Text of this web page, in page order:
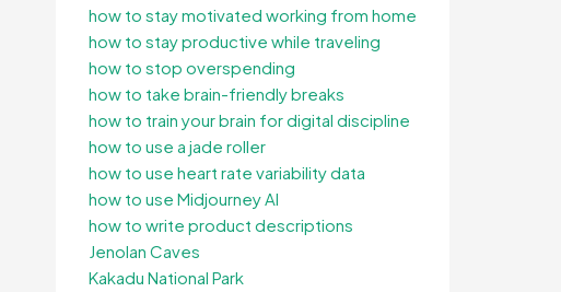
how to stay motivated working from home
how to stay productive while traveling
how to stop overspending
how to take brain-friendly breaks
how to train your brain for digital discipline
how to use a jade roller
how to use heart rate variability data
how to use Midjourney AI
how to write product descriptions
Jenolan Caves
Kakadu National Park